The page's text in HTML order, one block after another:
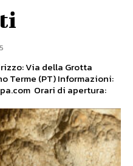
Via della Grotta
Terme (PT) Informazioni:
Orari di apertura: